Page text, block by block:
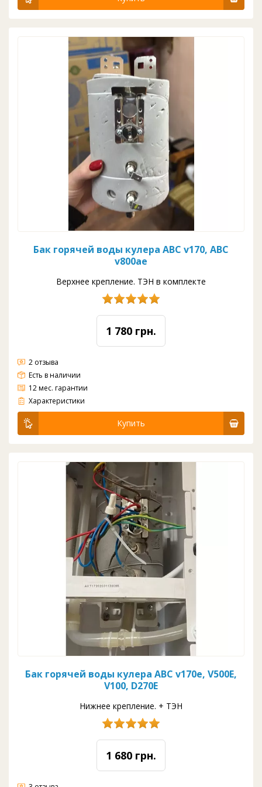
Бак горячей воды кулера ABC v170, ABC
v800ae
Верхнее крепление. ТЭН в комплекте
1 780 грн.
2 отзыва
Есть в наличии
12 мес. гарантии
Бак горячей воды кулера ABC v170, ABC v800ae
Характеристики
Купить
Бак горячей воды кулера ABC v170e, V500E,
V100, D270E
Нижнее крепление. + ТЭН
1 680 грн.